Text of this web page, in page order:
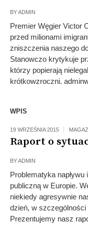
BYADMIN
Premier Węgier Victor
przed milionami
zniszczenia naszego
Stanowczo krytykuje
którzy popierają
krótkowzroczni.
WPIS
19 WRZEŚNIA 2015
Raport o
BYADMIN
Problematyka
publiczną w Europie.
niekiedy agresywnie
dzień, w szczególności
Prezentujemy nasz